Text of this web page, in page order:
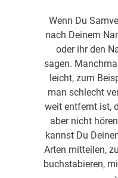
Wenn Du
nach Deinem
oder ihr den
sagen.
leicht, zum
man schlecht
weit entfernt ist,
aber nicht
kannst Du
Arten mitteilen,
buchstabieren,